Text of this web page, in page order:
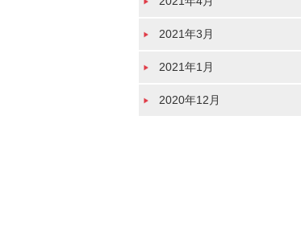
2021年3月
2021年1月
2020年12月